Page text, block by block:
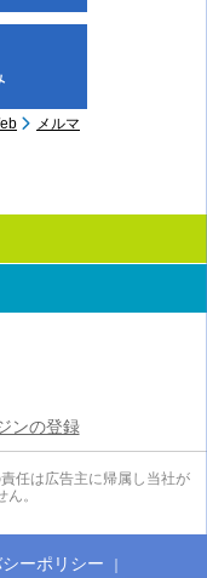
メルマ
ンの登録
任は広告主に帰属し当社が
。
ーポリシー